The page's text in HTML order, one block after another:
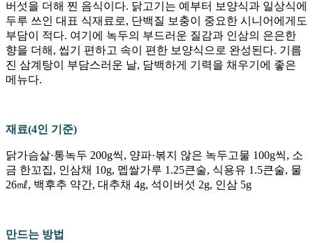
버섯을 더해 찐 음식이다. 닭고기는 예부터 보양식과 일상식에
두루 쓰인 대표 식재료로, 단백질 보충이 중요한 시니어에게도
부담이 적다. 여기에 녹두의 부드러운 질감과 인삼의 은은한
향을 더해, 씹기 편하고 속이 편한 보양식으로 완성된다. 기름
진 삼계탕이 부담스러운 날, 담백하게 기력을 채우기에 좋은
메뉴다.
재료(4인 기준)
닭가슴살·통녹두 200g씩, 양파·볶지 않은 녹두고물 100g씩, 소
금 한꼬집, 인삼채 10g, 멥쌀가루 1.25큰술, 식용유 1.5큰술, 물
26㎖, 백후추 약간, 대추채 4g, 석이버섯 2g, 인삼 5g
만드는 방법